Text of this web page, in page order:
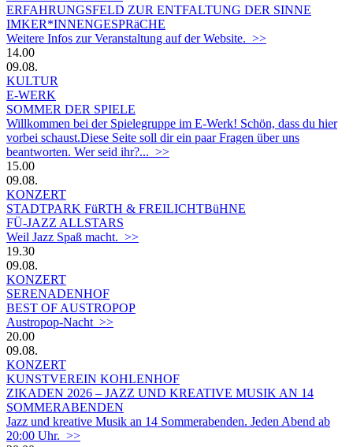
ERFAHRUNGSFELD ZUR ENTFALTUNG DER SINNE
IMKER*INNENGESPRäCHE
Weitere Infos zur Veranstaltung auf der Website. >>
14.00
09.08.
KULTUR
E-WERK
SOMMER DER SPIELE
Willkommen bei der Spielegruppe im E-Werk! Schön, dass du hier
vorbei schaust.Diese Seite soll dir ein paar Fragen über uns
beantworten. Wer seid ihr?... >>
15.00
09.08.
KONZERT
STADTPARK FüRTH & FREILICHTBüHNE
FÜ-JAZZ ALLSTARS
Weil Jazz Spaß macht. >>
19.30
09.08.
KONZERT
SERENADENHOF
BEST OF AUSTROPOP
Austropop-Nacht >>
20.00
09.08.
KONZERT
KUNSTVEREIN KOHLENHOF
ZIKADEN 2026 – JAZZ UND KREATIVE MUSIK AN 14
SOMMERABENDEN
Jazz und kreative Musik an 14 Sommerabenden. Jeden Abend ab
20:00 Uhr. >>